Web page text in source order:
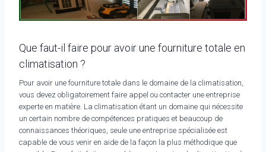
Que faut-il faire pour avoir une fourniture totale en
climatisation ?
Pour avoir une fourniture totale dans le domaine de la climatisation,
vous devez obligatoirement faire appel ou contacter une entreprise
experte en matière. La climatisation étant un domaine qui nécessite
un certain nombre de compétences pratiques et beaucoup de
connaissances théoriques, seule une entreprise spécialisée est
capable de vous venir en aide de la façon la plus méthodique que